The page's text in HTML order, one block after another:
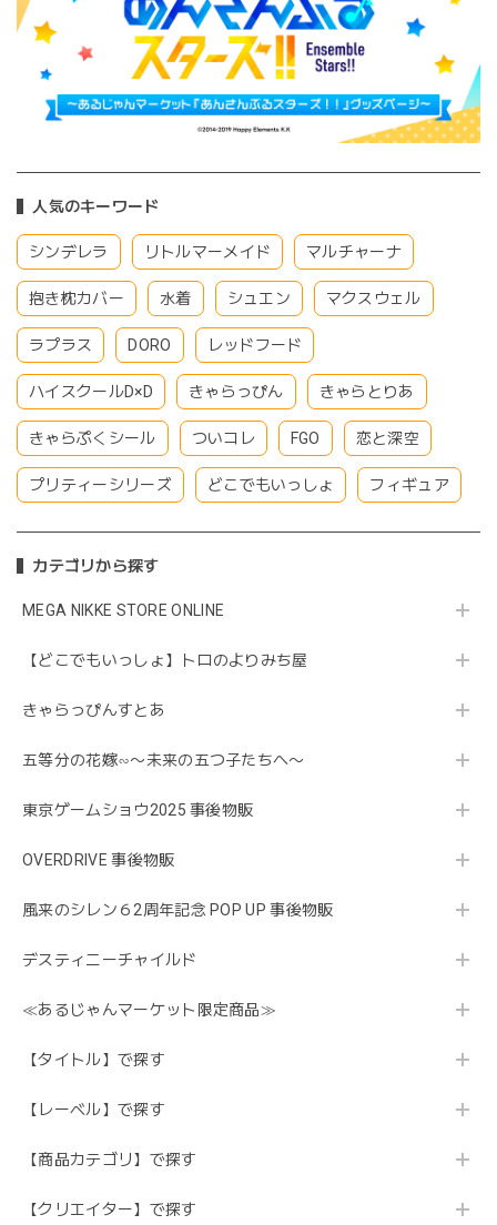
人気のキーワード
シンデレラ リトルマーメイド マルチャーナ
抱き枕カバー 水着 シュエン マクスウェル
ラプラス DORO レッドフード
ハイスクールD×D きゃらっぴん きゃらとりあ
きゃらぷくシール ついコレ FGO 恋と深空
プリティーシリーズ どこでもいっしょ フィギュア
カテゴリから探す
MEGA NIKKE STORE ONLINE
【どこでもいっしょ】トロのよりみち屋
きゃらっぴんすとあ
五等分の花嫁∽〜未来の五つ子たちへ〜
東京ゲームショウ2025 事後物販
OVERDRIVE 事後物販
風来のシレン６2周年記念 POP UP 事後物販
デスティニーチャイルド
≪あるじゃんマーケット限定商品≫
【タイトル】で探す
【レーベル】で探す
【商品カテゴリ】で探す
【クリエイター】で探す